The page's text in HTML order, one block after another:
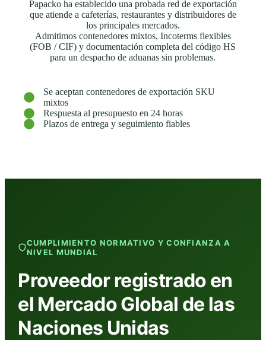
Papacko ha establecido una probada red de exportación
que atiende a cafeterías, restaurantes y distribuidores de
los principales mercados.
Admitimos contenedores mixtos, Incoterms flexibles
(FOB / CIF) y documentación completa del código HS
para un despacho de aduanas sin problemas.
Se aceptan contenedores de exportación SKU
mixtos
Respuesta al presupuesto en 24 horas
Plazos de entrega y seguimiento fiables
CUMPLIMIENTO NORMATIVO Y CONFIANZA A
NIVEL MUNDIAL
Proveedor registrado en
el Mercado Global de las
Naciones Unidas